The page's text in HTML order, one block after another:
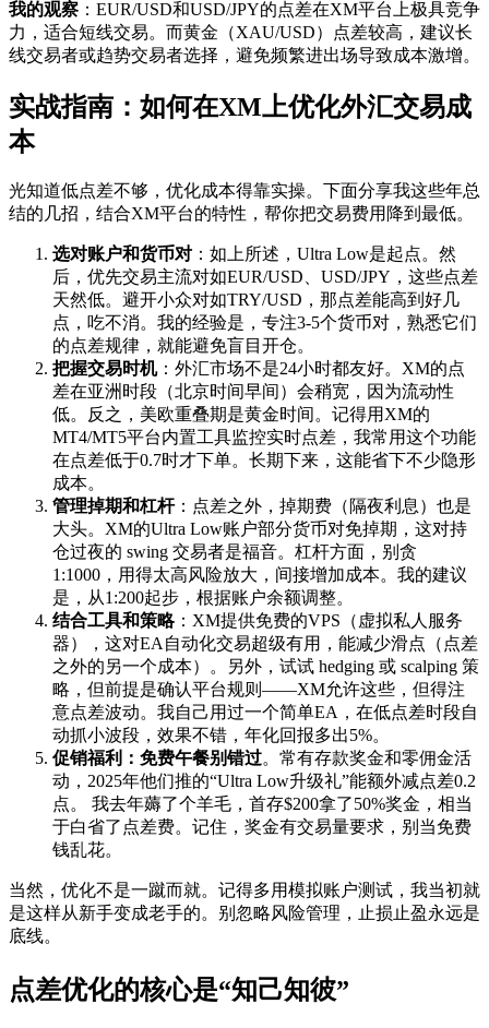
我的观察 ：EUR/USD和USD/JPY的点差在XM平台上极具竞争
力，适合短线交易。而黄金（XAU/USD）点差较高，建议长
线交易者或趋势交易者选择，避免频繁进出场导致成本激增。
实战指南：如何在XM上优化外汇交易成
本
光知道低点差不够，优化成本得靠实操。下面分享我这些年总
结的几招，结合XM平台的特性，帮你把交易费用降到最低。
选对账户和货币对 ：如上所述，Ultra Low是起点。然
后，优先交易主流对如EUR/USD、USD/JPY，这些点差
天然低。避开小众对如TRY/USD，那点差能高到好几
点，吃不消。我的经验是，专注3-5个货币对，熟悉它们
的点差规律，就能避免盲目开仓。
把握交易时机：外汇市场不是24小时都友好。XM的点
差在亚洲时段（北京时间早间）会稍宽，因为流动性
低。反之，美欧重叠期是黄金时间。记得用XM的
MT4/MT5平台内置工具监控实时点差，我常用这个功能
在点差低于0.7时才下单。长期下来，这能省下不少隐形
成本。
管理掉期和杠杆：点差之外，掉期费（隔夜利息）也是
大头。XM的Ultra Low账户部分货币对免掉期，这对持
仓过夜的 swing 交易者是福音。杠杆方面，别贪
1:1000，用得太高风险放大，间接增加成本。我的建议
是，从1:200起步，根据账户余额调整。
结合工具和策略：XM提供免费的VPS（虚拟私人服务
器），这对EA自动化交易超级有用，能减少滑点（点差
之外的另一个成本）。另外，试试 hedging 或 scalping 策
略，但前提是确认平台规则——XM允许这些，但得注
意点差波动。我自己用过一个简单EA，在低点差时段自
动抓小波段，效果不错，年化回报多出5%。
促销福利：免费午餐别错过。常有存款奖金和零佣金活
动，2025年他们推的“Ultra Low升级礼”能额外减点差0.2
点。 我去年薅了个羊毛，首存$200拿了50%奖金，相当
于白省了点差费。记住，奖金有交易量要求，别当免费
钱乱花。
当然，优化不是一蹴而就。记得多用模拟账户测试，我当初就
是这样从新手变成老手的。别忽略风险管理，止损止盈永远是
底线。
点差优化的核心是“知己知彼”